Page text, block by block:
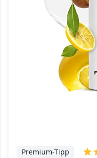
Premium-Tipp